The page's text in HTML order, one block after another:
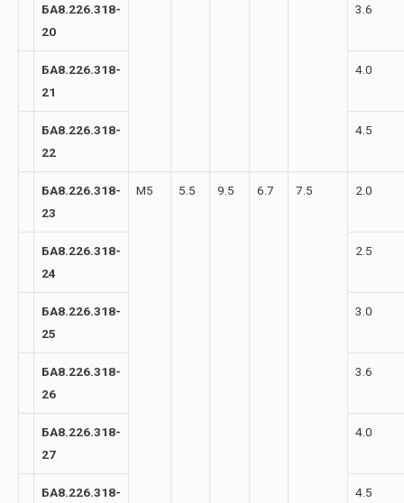
БА8.226.318-
20
3.6
БА8.226.318-
21
4.0
БА8.226.318-
22
4.5
БА8.226.318-
23
М5 5.5 9.5 6.7 7.5 2.0
БА8.226.318-
24
2.5
БА8.226.318-
25
3.0
БА8.226.318-
26
3.6
БА8.226.318-
27
4.0
БА8.226.318-
4.5